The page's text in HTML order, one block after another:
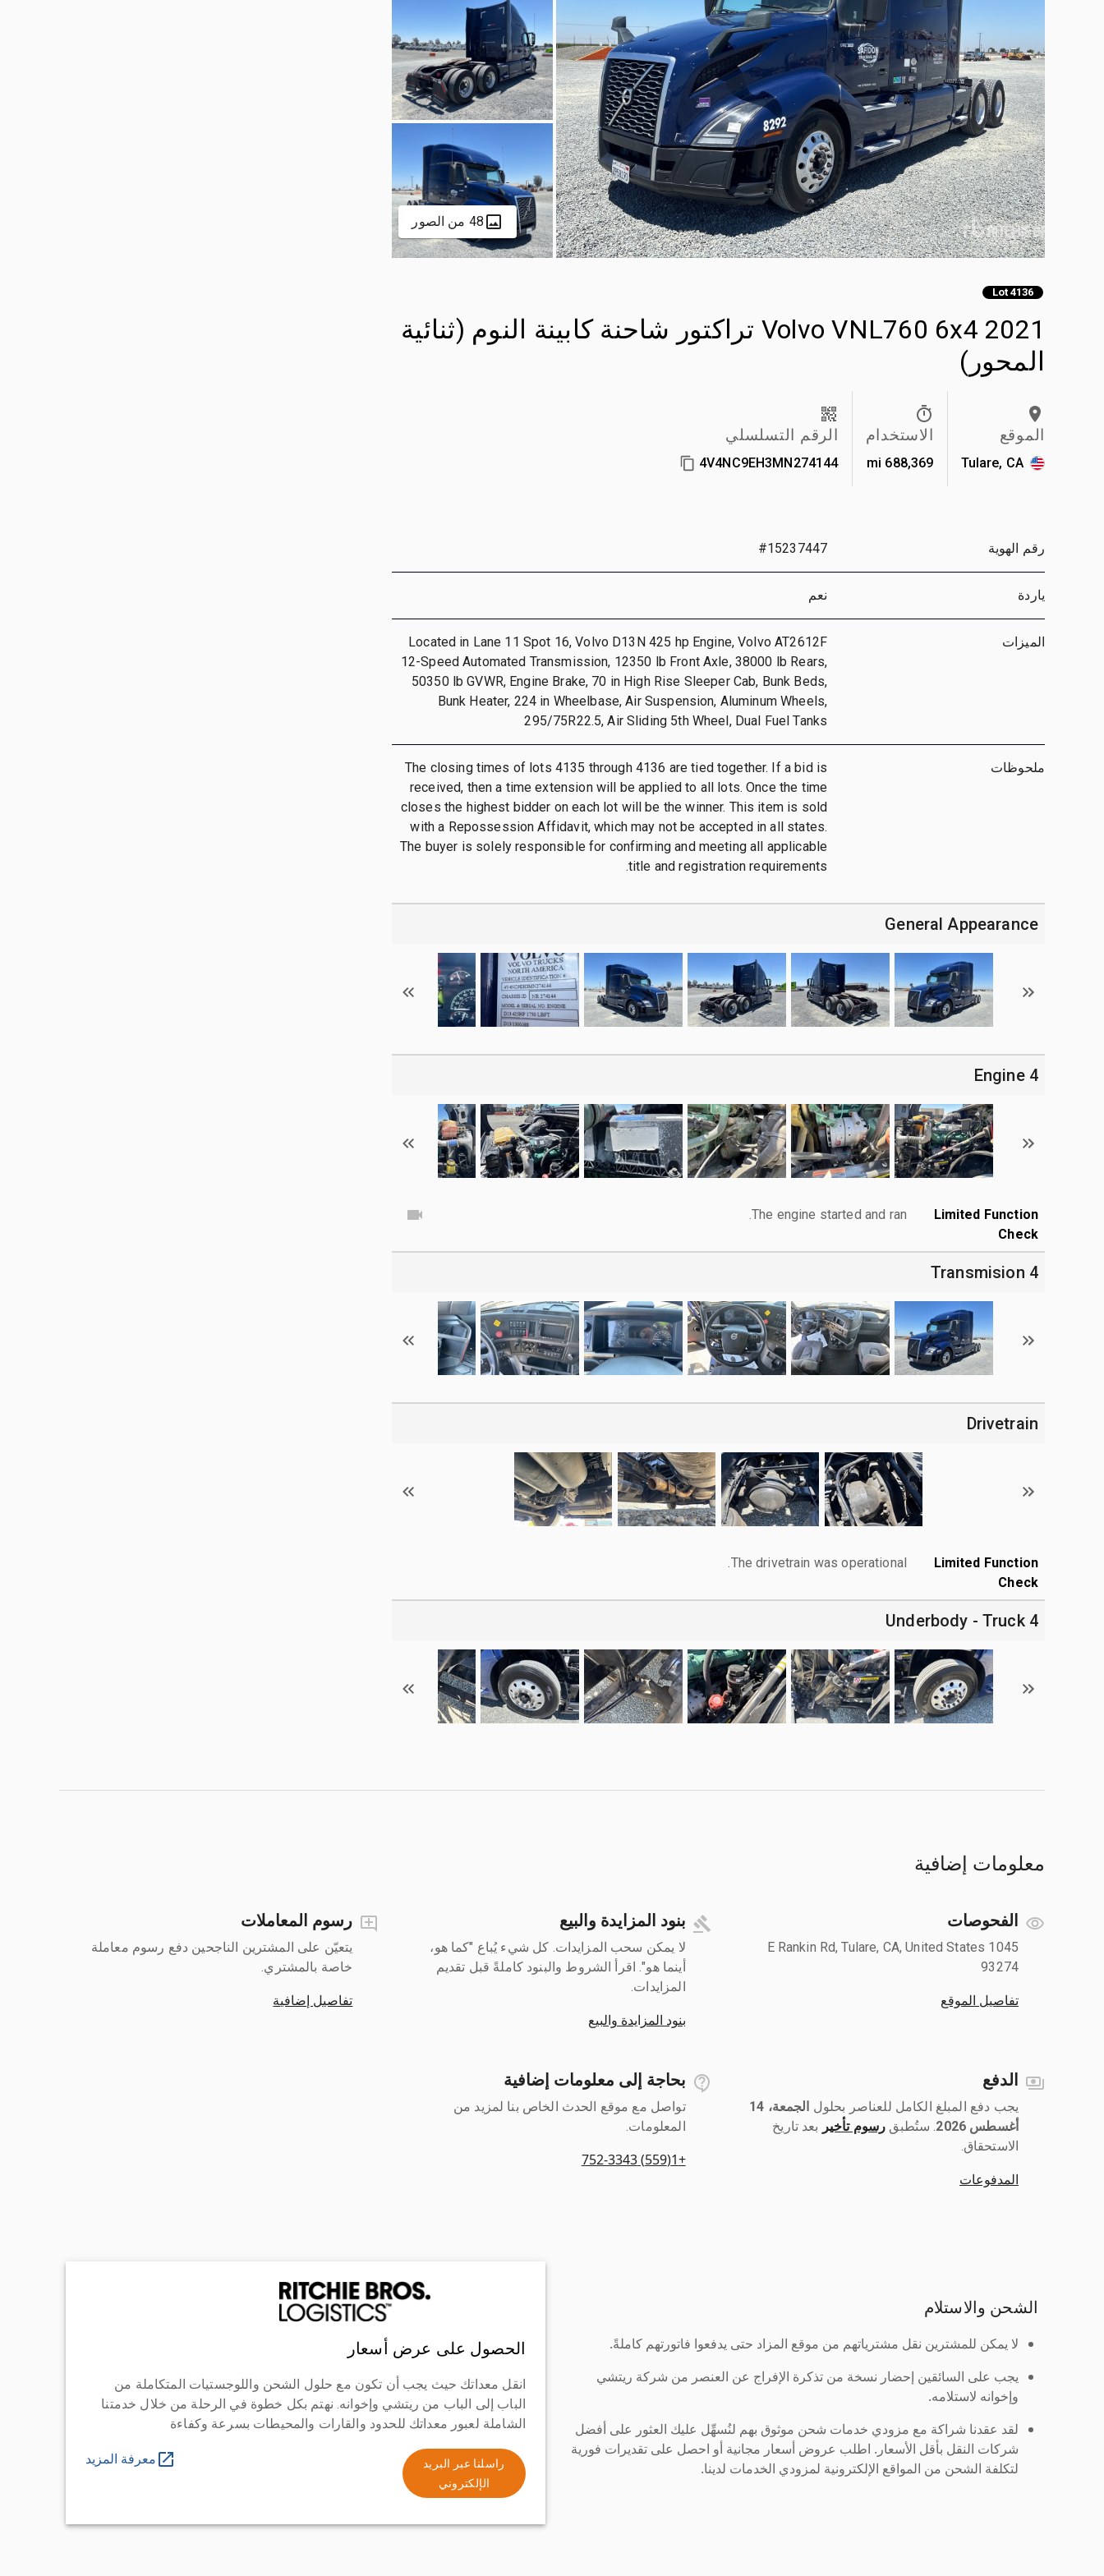
48 من الصور
Lot 4136
2021 Volvo VNL760 6x4 تراكتور شاحنة كابينة النوم (ثنائية
المحور)
الموقع
Tulare, CA
الاستخدام
688,369 mi
الرقم التسلسلي
4V4NC9EH3MN274144
رقم الهوية #15237447
ياردة نعم
الميزات
Located in Lane 11 Spot 16, Volvo D13N 425 hp Engine, Volvo AT2612F
12-Speed Automated Transmission, 12350 lb Front Axle, 38000 lb Rears,
50350 lb GVWR, Engine Brake, 70 in High Rise Sleeper Cab, Bunk Beds,
Bunk Heater, 224 in Wheelbase, Air Suspension, Aluminum Wheels,
295/75R22.5, Air Sliding 5th Wheel, Dual Fuel Tanks
ملحوظات
The closing times of lots 4135 through 4136 are tied together. If a bid is
received, then a time extension will be applied to all lots. Once the time
closes the highest bidder on each lot will be the winner. This item is sold
with a Repossession Affidavit, which may not be accepted in all states.
The buyer is solely responsible for confirming and meeting all applicable
title and registration requirements.
General Appearance
4 Engine
Limited Function
Check
The engine started and ran.
4 Transmision
Drivetrain
Limited Function
Check
The drivetrain was operational.
4 Underbody - Truck
معلومات إضافية
الفحوصات
1045 E Rankin Rd, Tulare, CA, United States
93274
تفاصيل الموقع
بنود المزايدة والبيع
لا يمكن سحب المزايدات. كل شيء يُباع "كما هو،
أينما هو". اقرأ الشروط والبنود كاملةً قبل تقديم
المزايدات.
بنود المزايدة والبيع
رسوم المعاملات
يتعيّن على المشترين الناجحين دفع رسوم معاملة
خاصة بالمشتري.
تفاصيل إضافية
الدفع
يجب دفع المبلغ الكامل للعناصر بحلول ‎
الجمعة، 14
أغسطس 2026
رسوم تأخير بعد تاريخ
الاستحقاق.
المدفوعات
بحاجة إلى معلومات إضافية
تواصل مع موقع الحدث الخاص بنا لمزيد من
المعلومات.
+1(559) 752-3343
الشحن والاستلام
لا يمكن للمشترين نقل مشترياتهم من موقع المزاد حتى يدفعوا فاتورتهم كاملةً.
يجب على السائقين إحضار نسخة من تذكرة الإفراج عن العنصر من شركة ريتشي
وإخوانه لاستلامه.
لقد عقدنا شراكة مع مزودي خدمات شحن موثوق بهم لنُسهِّل عليك العثور على أفضل
شركات النقل بأقل الأسعار. اطلب عروض أسعار مجانية أو احصل على تقديرات فورية
لتكلفة الشحن من المواقع الإلكترونية لمزودي الخدمات لدينا.
الحصول على عرض أسعار
انقل معداتك حيث يجب أن تكون مع حلول الشحن واللوجستيات المتكاملة من
الباب إلى الباب من ريتشي وإخوانه. نهتم بكل خطوة في الرحلة من خلال خدمتنا
الشاملة لعبور معداتك للحدود والقارات والمحيطات بسرعة وكفاءة
راسلنا عبر البريد
الإلكتروني
معرفة المزيد